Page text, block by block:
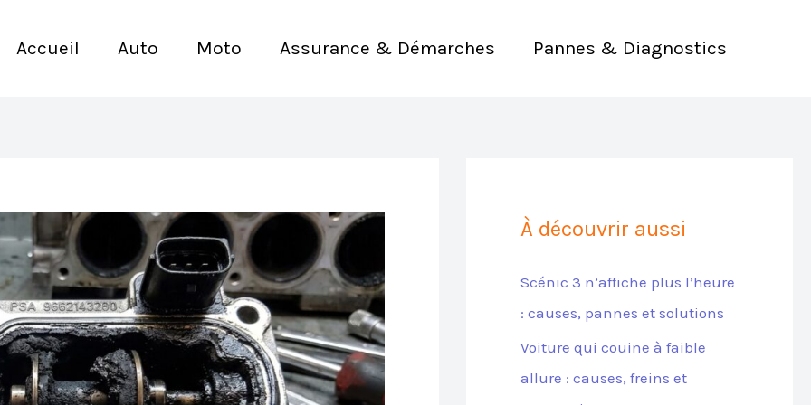
Accueil Auto Moto Assurance & Démarches Pannes & Diagnostics
À découvrir aussi
Scénic 3 n’affiche plus l’heure
: causes, pannes et solutions
Voiture qui couine à faible
allure : causes, freins et